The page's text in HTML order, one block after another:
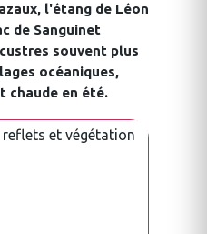
l'étang de Léon
de Sanguinet
souvent plus
océaniques,
chaude en été.